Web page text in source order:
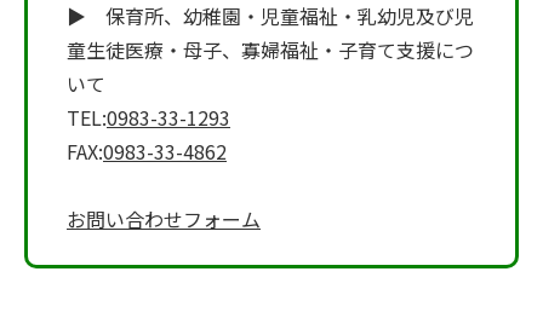
▶ 保育所、幼稚園・児童福祉・乳幼児及び児
童生徒医療・母子、寡婦福祉・子育て支援につ
いて
TEL:0983-33-1293
FAX:0983-33-4862
お問い合わせフォーム